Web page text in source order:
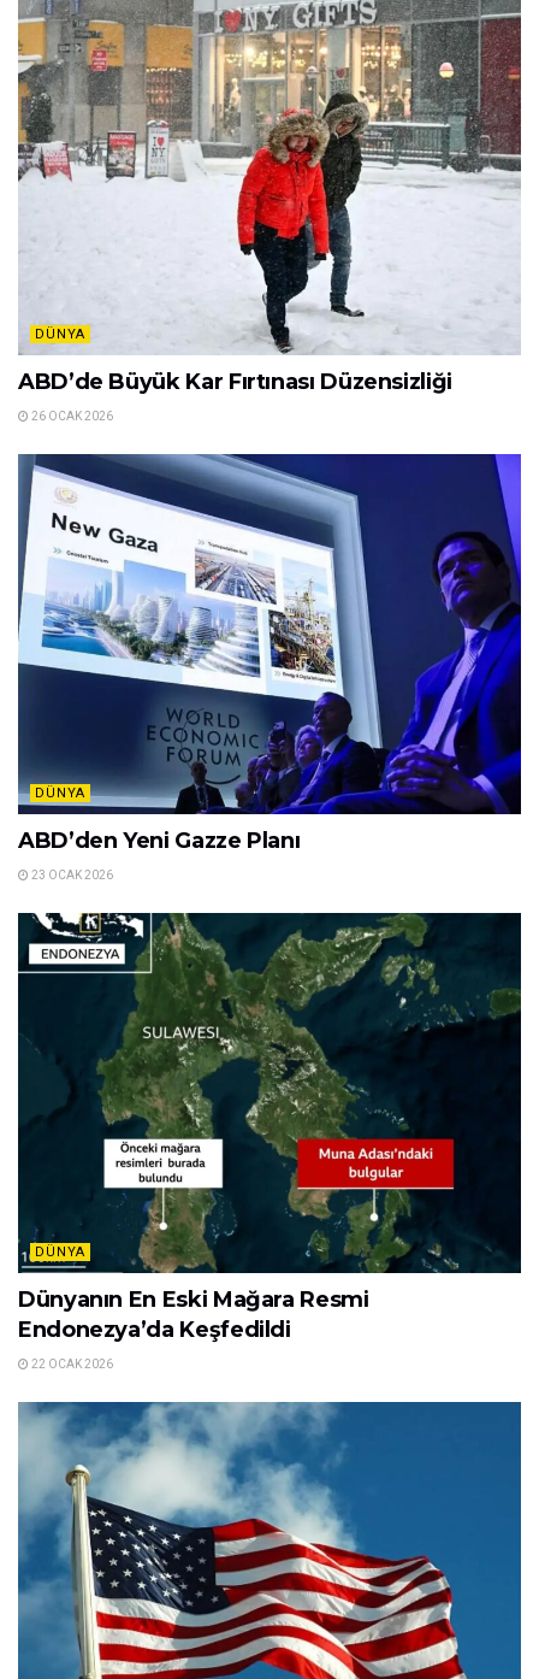
DÜNYA
ABD’de Büyük Kar Fırtınası Düzensizliği
26 OCAK 2026
DÜNYA
ABD’den Yeni Gazze Planı
23 OCAK 2026
DÜNYA
Dünyanın En Eski Mağara Resmi
Endonezya’da Keşfedildi
22 OCAK 2026